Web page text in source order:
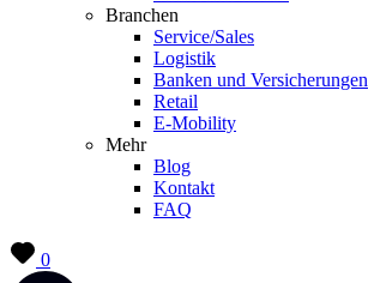
Branchen
Service/Sales
Logistik
Banken und Versicherungen
Retail
E-Mobility
Mehr
Blog
Kontakt
FAQ
0